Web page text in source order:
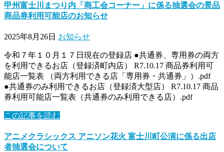
甲州富士川まつり内「商工会コーナー」に係る抽選会の景品
商品券利用可能店のお知らせ
2025年8月26日 お知らせ
令和７年１０月１７日現在の登録店 ●共通券、専用券の両方
を利用できるお店（登録済町内店） R7.10.17 商品券利用可
能店一覧表 （両方利用できる店「専用券・共通券」）.pdf
●共通券のみ利用できるお店（登録済大型店） R7.10.17 商品
券利用可能店一覧表（共通券のみ利用できる店）.pdf
この記事を読む
アニメクラシックス アニソン花火 富士川町公演に係る出店
者抽選会について